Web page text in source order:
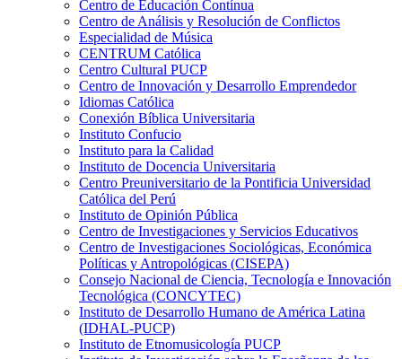
Centro de Educación Contínua
Centro de Análisis y Resolución de Conflictos
Especialidad de Música
CENTRUM Católica
Centro Cultural PUCP
Centro de Innovación y Desarrollo Emprendedor
Idiomas Católica
Conexión Bíblica Universitaria
Instituto Confucio
Instituto para la Calidad
Instituto de Docencia Universitaria
Centro Preuniversitario de la Pontificia Universidad
Católica del Perú
Instituto de Opinión Pública
Centro de Investigaciones y Servicios Educativos
Centro de Investigaciones Sociológicas, Económica
Políticas y Antropológicas (CISEPA)
Consejo Nacional de Ciencia, Tecnología e Innovación
Tecnológica (CONCYTEC)
Instituto de Desarrollo Humano de América Latina
(IDHAL-PUCP)
Instituto de Etnomusicología PUCP